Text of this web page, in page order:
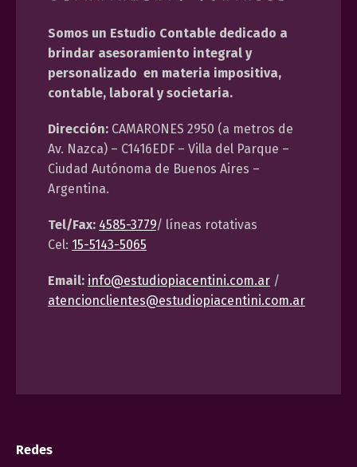
Somos un Estudio Contable dedicado a
brindar asesoramiento integral y
personalizado en materia impositiva,
contable, laboral y societaria.
Dirección: CAMARONES 2950 (a metros de
Av. Nazca) – C1416EDF – Villa del Parque –
Ciudad Autónoma de Buenos Aires –
Argentina.
Tel/Fax: 4585-3779/ líneas rotativas
Cel: 15-5143-5065
Email: info@estudiopiacentini.com.ar /
atencionclientes@estudiopiacentini.com.ar
Redes